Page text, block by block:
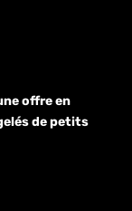
offre en
de petits